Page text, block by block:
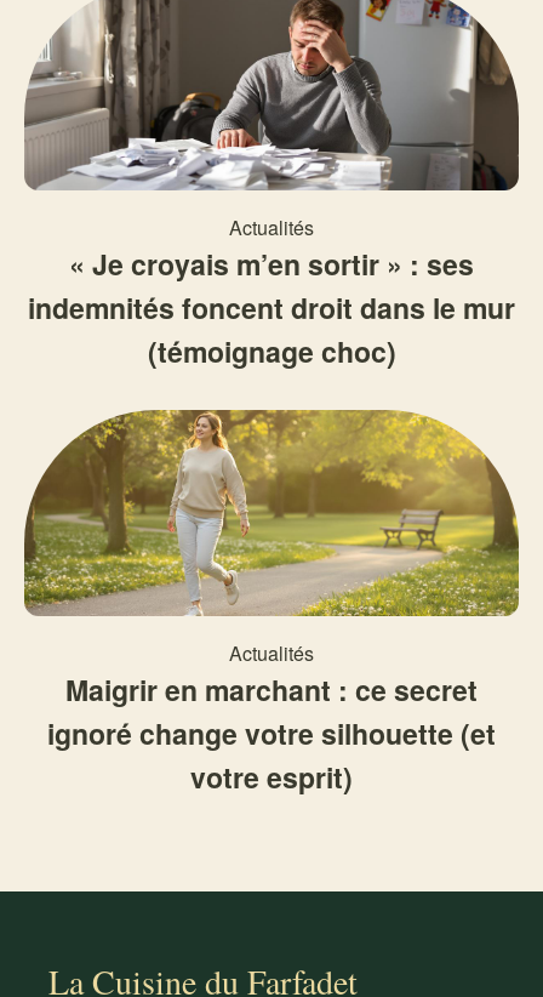
Actualités
« Je croyais m’en sortir » : ses
indemnités foncent droit dans le mur
(témoignage choc)
Actualités
Maigrir en marchant : ce secret
ignoré change votre silhouette (et
votre esprit)
La Cuisine du Farfadet